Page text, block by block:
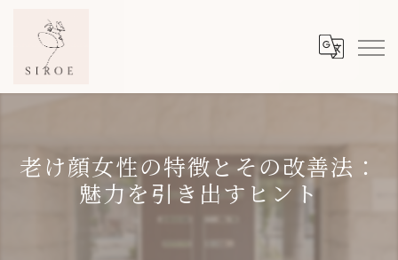
老け顔女性の特徴とその改善法：
魅力を引き出すヒント